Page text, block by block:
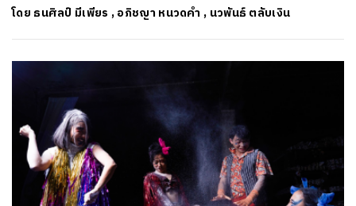
โดย ธนศิลป์ มีเพียร ,อภิชญา หนวดคำ , นวพันธ์ ตลับเงิน